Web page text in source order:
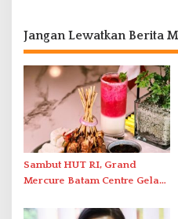
Jangan Lewatkan Berita
Sambut HUT RI, Grand
Mercure Batam Centre Gelar
Nusantara’